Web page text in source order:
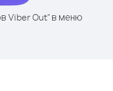
Viber Out" в меню